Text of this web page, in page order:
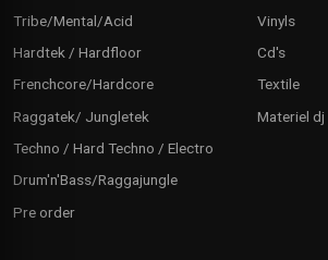
Tribe/Mental/Acid
Hardtek / Hardfloor
Frenchcore/Hardcore
Raggatek/ Jungletek
Techno / Hard Techno / Electro
Drum'n'Bass/Raggajungle
Pre order
Vinyls
Cd's
Textile
Materiel dj